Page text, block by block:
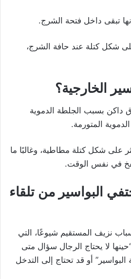
تبقى داخل فتحة الشرج.
شكل كتلة عند حافة الشرج،
الخارجية؟
داكن بسبب الجلطة الدموية
المتورمة.
على شكل كتلة مطاطية، وغالبًا ما
في نفس الوقت.
البواسير من تلقاء
نزيف المستقيم شيوعًا، التي
لا يحتاج الرجال سؤال متى
البواسير” أو قد تحتاج إلى التدخل